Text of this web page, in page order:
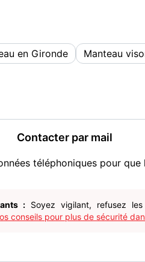
en Gironde Manteau
Contacter par mail
téléphoniques pour que
: Soyez vigilant, refusez
conseils pour plus de sécurité